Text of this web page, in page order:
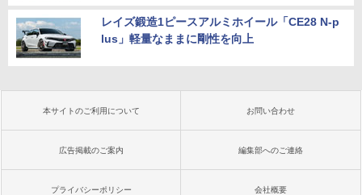
レイズ鍛造1ピースアルミホイール「CE28 N-p
lus」軽量なままに剛性を向上
本サイトのご利用について お問い合わせ
広告掲載のご案内 編集部へのご連絡
プライバシーポリシー 会社概要